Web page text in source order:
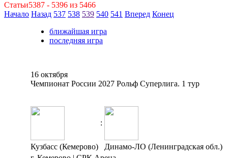
Статьи5387 - 5396 из 5466
Начало Назад 537 538 539 540 541 Вперед Конец
ближайшая игра
последняя игра
16 октября
Чемпионат России 2027 Рольф Суперлига. 1 тур
:
Кузбасс (Кемерово)
Динамо-ЛО (Ленинградская обл.)